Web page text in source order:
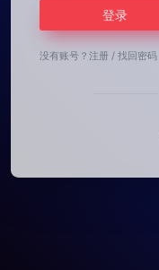
登录
没有账号？ 注册 / 找回密码